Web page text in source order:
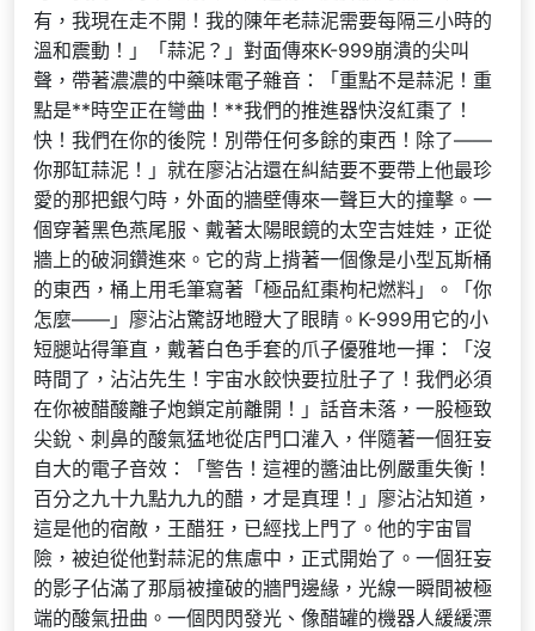
有，我現在走不開！我的陳年老蒜泥需要每隔三小時的
溫和震動！」「蒜泥？」對面傳來K-999崩潰的尖叫
聲，帶著濃濃的中藥味電子雜音：「重點不是蒜泥！重
點是**時空正在彎曲！**我們的推進器快沒紅棗了！
快！我們在你的後院！別帶任何多餘的東西！除了——
你那缸蒜泥！」就在廖沾沾還在糾結要不要帶上他最珍
愛的那把銀勺時，外面的牆壁傳來一聲巨大的撞擊。一
個穿著黑色燕尾服、戴著太陽眼鏡的太空吉娃娃，正從
牆上的破洞鑽進來。它的背上揹著一個像是小型瓦斯桶
的東西，桶上用毛筆寫著「極品紅棗枸杞燃料」。「你
怎麼——」廖沾沾驚訝地瞪大了眼睛。K-999用它的小
短腿站得筆直，戴著白色手套的爪子優雅地一揮：「沒
時間了，沾沾先生！宇宙水餃快要拉肚子了！我們必須
在你被醋酸離子炮鎖定前離開！」話音未落，一股極致
尖銳、刺鼻的酸氣猛地從店門口灌入，伴隨著一個狂妄
自大的電子音效：「警告！這裡的醬油比例嚴重失衡！
百分之九十九點九九的醋，才是真理！」廖沾沾知道，
這是他的宿敵，王醋狂，已經找上門了。他的宇宙冒
險，被迫從他對蒜泥的焦慮中，正式開始了。一個狂妄
的影子佔滿了那扇被撞破的牆門邊緣，光線一瞬間被極
端的酸氣扭曲。一個閃閃發光、像醋罐的機器人緩緩漂